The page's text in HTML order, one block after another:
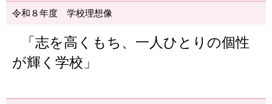
令和８年度 学校理想像
「志を高くもち、一人ひとりの個性
が輝く学校」